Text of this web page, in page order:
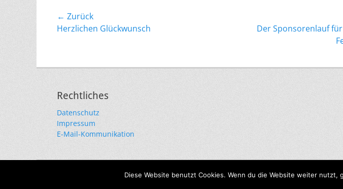
Beitragsnavigation
← Zurück
Vorheriger
Herzlichen Glückwunsch
Nächster
Der Sponsorenlauf
Rechtliches
Datenschutz
Impressum
E-Mail-Kommunikation
Copyright © 2026Städtisches Gymnasium Gevelsberg
Diese Website benutzt Cookies. Wenn du die Website weiter nutzt,